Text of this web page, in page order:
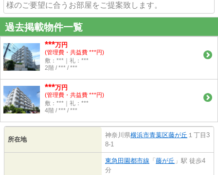
様のご要望に合うお部屋をご提案致します。
過去掲載物件一覧
***万円
(管理費・共益費 ***円)
敷：***｜礼：***
2階 / *** / ***
***万円
(管理費・共益費 ***円)
敷：***｜礼：***
4階 / *** / ***
所在地
神奈川県横浜市青葉区藤が丘 １丁目3
8-1
東急田園都市線 「 藤が丘 」駅 徒歩4
分